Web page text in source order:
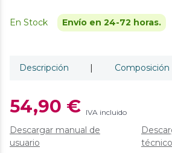
En Stock Envío en 24-72 horas.
Descripción | Composición
54,90 € IVA incluido
Descargar manual de
usuario
técnico